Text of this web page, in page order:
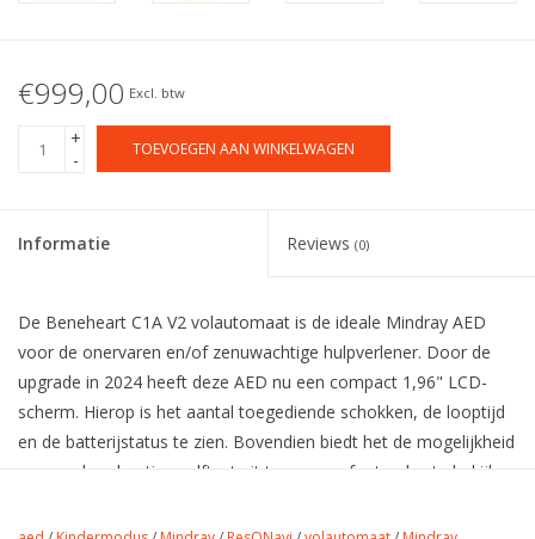
€999,00 Excl. btw
+
-
TOEVOEGEN AAN WINKELWAGEN
Informatie Reviews (0)
De Beneheart C1A V2 volautomaat is de ideale Mindray AED
voor de onervaren en/of zenuwachtige hulpverlener. Door de
upgrade in 2024 heeft deze AED nu een compact 1,96" LCD-
scherm. Hierop is het aantal toegediende schokken, de looptijd
en de batterijstatus te zien. Bovendien biedt het de mogelijkheid
om een handmatige zelftest uit te voeren, foutcodes te bekijken
AED wordt bij het plaatsen van de elektroden visuele